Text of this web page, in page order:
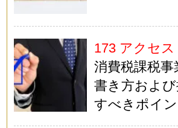
173 アクセス
消費税課税事
書き方およ
すべきポイン